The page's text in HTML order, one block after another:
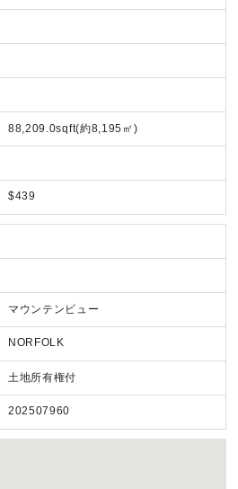
88,209.0sqft(約8,195㎡)
$439
マウンテンビュー
NORFOLK
土地所有権付
202507960